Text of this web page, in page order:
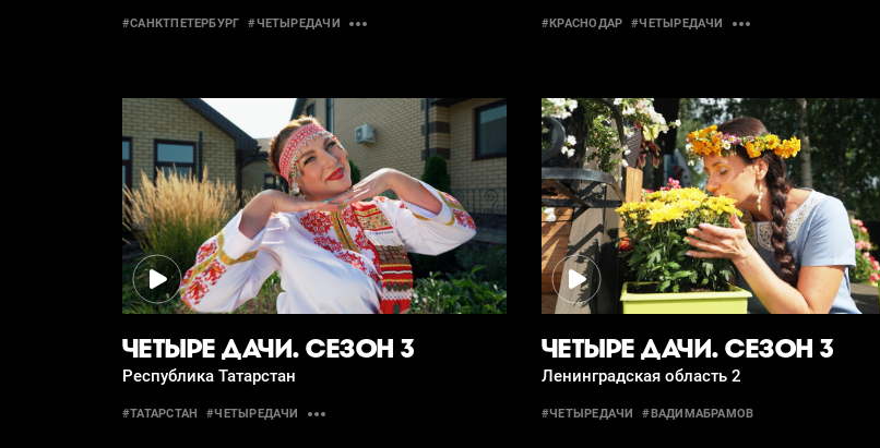
#САНКТПЕТЕРБУРГ #ЧЕТЫРЕДАЧИ #КРАСНОДАР #ЧЕТЫРЕДАЧИ
ЧЕТЫРЕ ДАЧИ. СЕЗОН 3
Республика Татарстан
#ТАТАРСТАН #ЧЕТЫРЕДАЧИ
ЧЕТЫРЕ ДАЧИ. СЕЗОН 3
Ленинградская область 2
#ЧЕТЫРЕДАЧИ #ВАДИМАБРАМОВ